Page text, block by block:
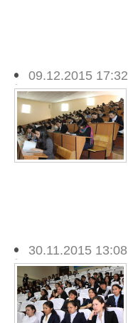
09.12.2015 17:32
30.11.2015 13:08